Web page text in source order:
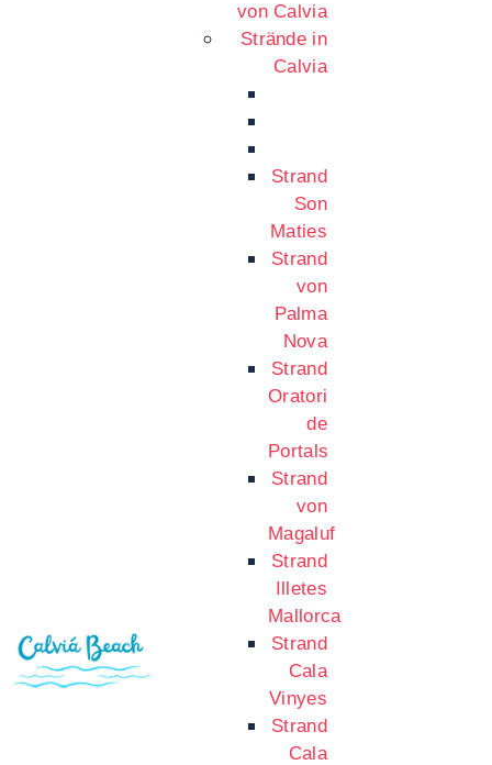
von Calvia
Strände in
Calvia
Strand
Son
Maties
Strand
von
Palma
Nova
Strand
Oratori
de
Portals
Strand
von
Magaluf
Strand
Illetes
Mallorca
Strand
Cala
Vinyes
Strand
Cala